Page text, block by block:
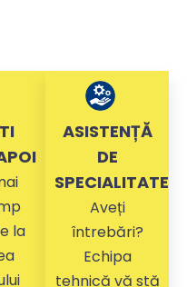
la
ASISTENȚĂ
DE
SPECIALITATE
Aveți
întrebări?
Echipa
tehnică vă stă